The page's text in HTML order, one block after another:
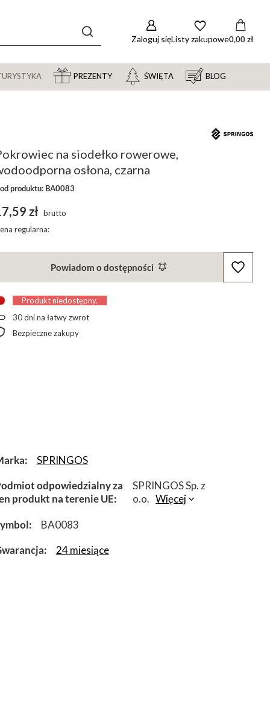
Zaloguj sięListy zakupowe0,00 zł
PREZENTY ŚWIĘTA BLOG
na siodełko rowerowe,
osłona, czarna
produktu: BA0083
zł brutto
regularna:
Powiadom o dostępności
Produkt niedostępny
30dni na łatwy zwrot
Bezpieczne zakupy
SPRINGOS
odpowiedzialny za
produkt na terenie UE
SPRINGOS Sp. z
o.o. Więcej
BA0083
24 miesiące